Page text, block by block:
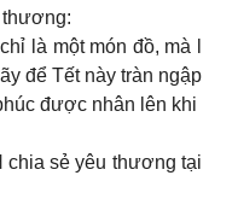
thương:
là một món đồ, mà l
để Tết này tràn ngập
được nhân lên khi
chia sẻ yêu thương tại